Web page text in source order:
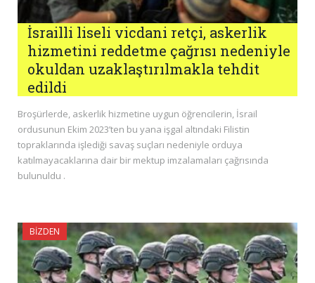
İsrailli liseli vicdani retçi, askerlik
hizmetini reddetme çağrısı nedeniyle
okuldan uzaklaştırılmakla tehdit
edildi
Broşürlerde, askerlik hizmetine uygun öğrencilerin, İsrail
ordusunun Ekim 2023’ten bu yana işgal altındaki Filistin
topraklarında işlediği savaş suçları nedeniyle orduya
katılmayacaklarına dair bir mektup imzalamaları çağrısında
bulunuldu .
BIZDEN